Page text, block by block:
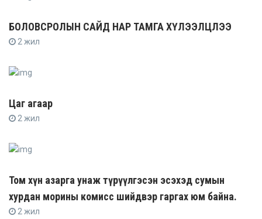
БОЛОВСРОЛЫН САЙД НАР ТАМГА ХҮЛЭЭЛЦЛЭЭ
2 жил
Цаг агаар
2 жил
Том хүн азарга унаж түрүүлгэсэн эсэхэд сумын
хурдан морины комисс шийдвэр гаргах юм байна.
2 жил